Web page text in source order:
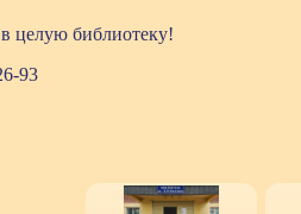
целую библиотеку!
93